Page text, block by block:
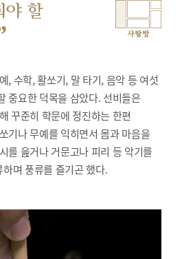
야 할
사랑방
, 수학, 활쏘기, 말 타기, 음악 등 여섯
중요한 덕목을 삼았다. 선비들은
꾸준히 학문에 정진하는 한편
기나 무예를 익히면서 몸과 마음을
를 읊거나 거문고나 피리 등 악기를
며 풍류를 즐기곤 했다.